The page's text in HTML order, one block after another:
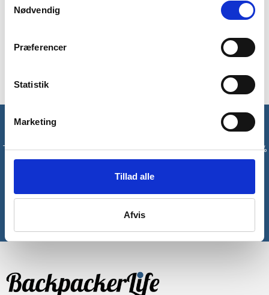
Nødvendig
Præferencer
Statistik
Marketing
Tillad alle
Afvis
Rygsækken kan via stropperne spændes fast til genstande,
eller den kan låses fast med PopNLock spænden som sidder i
toppen – Så undgår du at dine ting bliver stjålet eller våde.
Rygsækken har samtidig et stort polstret rum med plads til
Tilmeld dig vores nyhedsbrev og modtag med det samme en 10%
rabatkode til din første ordre*
Tilmeld